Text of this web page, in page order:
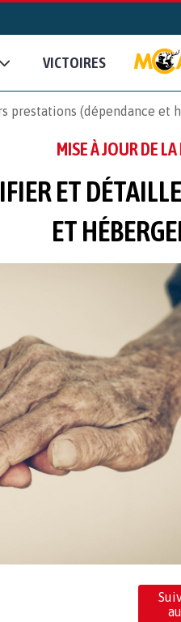
VICTOIRES
prestations (dépendance et
MISE À JOUR DE
ET
ET